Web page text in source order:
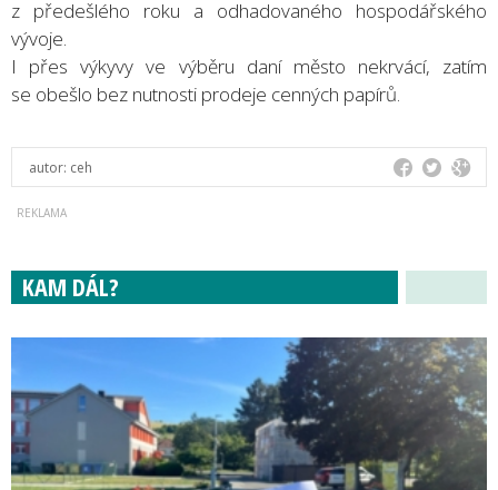
z předešlého roku a odhadovaného hospodářského
vývoje.
I přes výkyvy ve výběru daní město nekrvácí, zatím
se obešlo bez nutnosti prodeje cenných papírů.
autor: ceh
KAM DÁL?